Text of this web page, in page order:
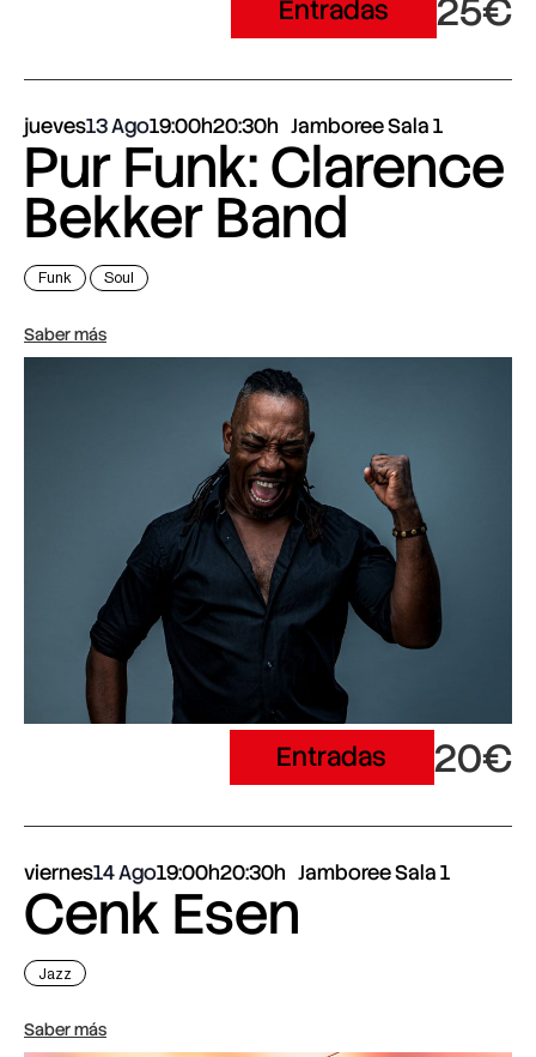
Entradas 25€
jueves13 Ago19:00h20:30h Jamboree Sala 1
Pur Funk: Clarence
Bekker Band
Funk Soul
Saber más
Entradas 20€
viernes14 Ago19:00h20:30h Jamboree Sala 1
Cenk Esen
Jazz
Saber más